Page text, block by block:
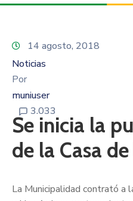
14 agosto, 2018
Noticias
Por
muniuser
3.033
Se inicia la
de la Casa
La Municipalidad contrató a